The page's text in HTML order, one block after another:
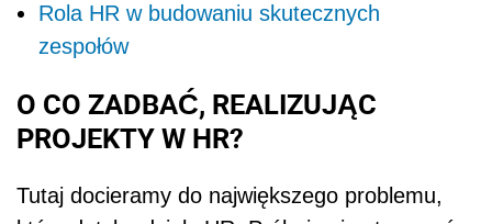
Rola HR w budowaniu skutecznych
zespołów
O CO ZADBAĆ, REALIZUJĄC
PROJEKTY W HR?
Tutaj docieramy do największego problemu,